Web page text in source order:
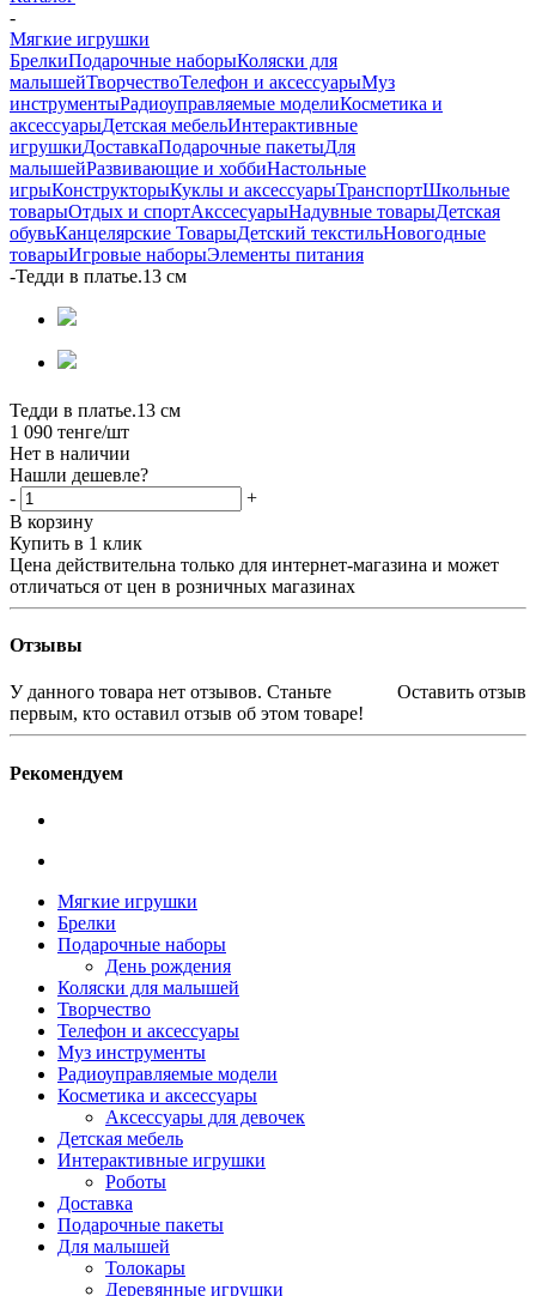
-
Мягкие игрушки
БрелкиПодарочные наборыКоляски для
малышейТворчествоТелефон и аксессуарыМуз
инструментыРадиоуправляемые моделиКосметика и
аксессуарыДетская мебельИнтерактивные
игрушкиДоставкаПодарочные пакетыДля
малышейРазвивающие и хоббиНастольные
игрыКонструкторыКуклы и аксессуарыТранспортШкольные
товарыОтдых и спортАкссесуарыНадувные товарыДетская
обувьКанцелярские ТоварыДетский текстильНовогодные
товарыИгровые наборыЭлементы питания
-Тедди в платье.13 см
Тедди в платье.13 см
1 090 тенге/шт
Нет в наличии
Нашли дешевле?
-
+
В корзину
Купить в 1 клик
Цена действительна только для интернет-магазина и может
отличаться от цен в розничных магазинах
Отзывы
Оставить отзыв
У данного товара нет отзывов. Станьте
первым, кто оставил отзыв об этом товаре!
Рекомендуем
Мягкие игрушки
Брелки
Подарочные наборы
День рождения
Коляски для малышей
Творчество
Телефон и аксессуары
Муз инструменты
Радиоуправляемые модели
Косметика и аксессуары
Аксессуары для девочек
Детская мебель
Интерактивные игрушки
Роботы
Доставка
Подарочные пакеты
Для малышей
Толокары
Деревянные игрушки